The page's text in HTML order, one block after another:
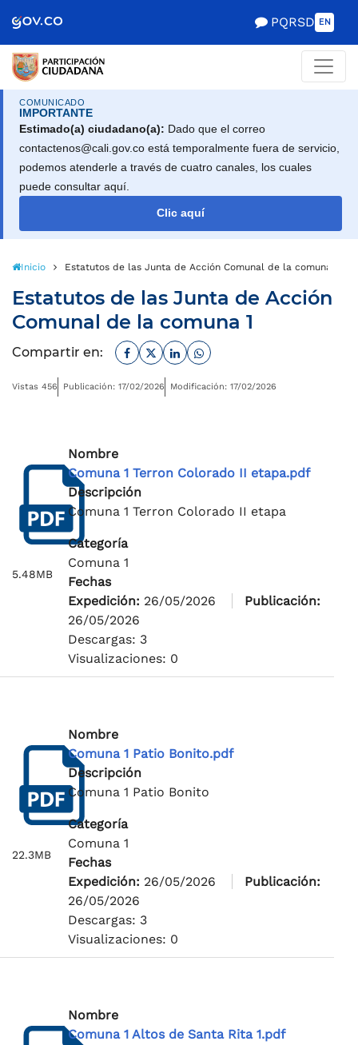
de Gobierno
PQRSD EN
COMUNICADO
IMPORTANTE
Estimado(a) ciudadano(a): Dado que el correo
contactenos@cali.gov.co está temporalmente fuera de servicio,
podemos atenderle a través de cuatro canales, los cuales
puede consultar aquí.
Clic aquí
Inicio Estatutos de las Junta de Acción Comunal de la comuna 1
Estatutos de las Junta de Acción
Comunal de la comuna 1
Compartir en: Facebook
TwitterLinkedinWhatsapp
Vistas 456 Publicación: 17/02/2026 Modificación: 17/02/2026
5.48MB
Nombre
Comuna 1 Terron Colorado II etapa.pdf
Descripción
Comuna 1 Terron Colorado II etapa
Categoría
Comuna 1
Fechas
Expedición: 26/05/2026
Publicación:
26/05/2026
Descargas: 3
Visualizaciones: 0
22.3MB
Nombre
Comuna 1 Patio Bonito.pdf
Descripción
Comuna 1 Patio Bonito
Categoría
Comuna 1
Fechas
Expedición: 26/05/2026
Publicación:
26/05/2026
Descargas: 3
Visualizaciones: 0
Nombre
Comuna 1 Altos de Santa Rita 1.pdf